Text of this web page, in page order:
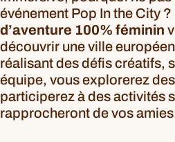
événement Pop In the City ?
d’aventure 100% féminin
découvrir une ville
réalisant des défis créatifs,
équipe, vous explorerez
participerez à des activités
rapprocheront de vos